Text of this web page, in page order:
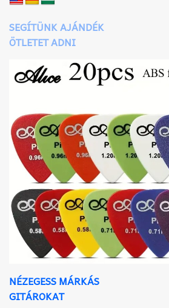
SEGÍTÜNK AJÁNDÉK
ÖTLETET ADNI
NÉZEGESS MÁRKÁS
GITÁROKAT